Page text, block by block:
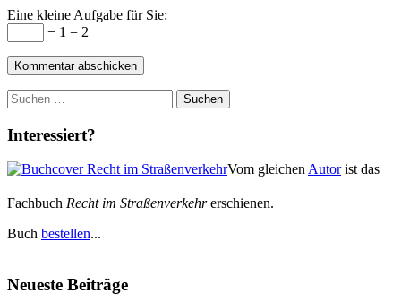
Eine kleine Aufgabe für Sie:
− 1 = 2
Suchen
nach:
Interessiert?
Vom gleichen Autorist das
Fachbuch Recht im Straßenverkehrerschienen.
Buch bestellen...
Neueste Beiträge